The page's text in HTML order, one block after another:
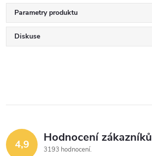
Parametry produktu
Diskuse
4,9 Hodnocení zákazníků
3193 hodnocení